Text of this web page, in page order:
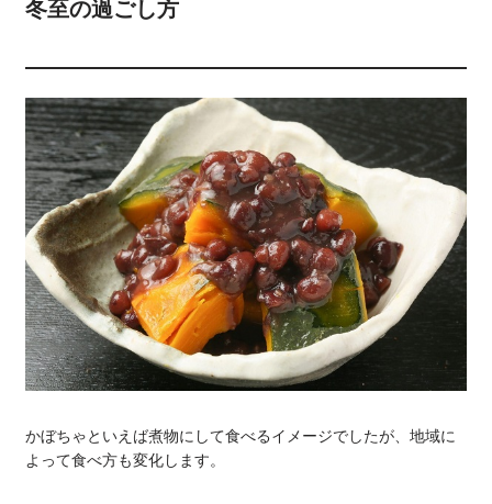
冬至の過ごし方
かぼちゃといえば煮物にして食べるイメージでしたが、地域に
よって食べ方も変化します。